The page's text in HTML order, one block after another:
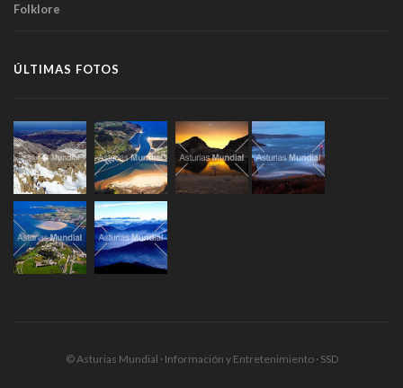
Folklore
ÚLTIMAS FOTOS
© Asturias Mundial · Información y Entretenimiento · SSD